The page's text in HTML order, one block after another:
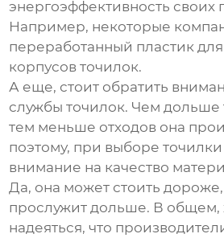
энергоэффективность своих
Например, некоторые
переработанный пластик
корпусов точилок.
А еще, стоит обратить
службы точилок. Чем дольше
тем меньше отходов она
поэтому, при выборе
внимание на качество
Да, она может стоить дороже,
прослужит дольше. В общем,
надеяться, что